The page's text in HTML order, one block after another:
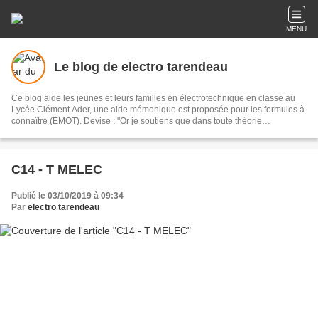
MENU
Le blog de electro tarendeau
Ce blog aide les jeunes et leurs familles en électrotechnique en classe au
Lycée Clément Ader, une aide mémonique est proposée pour les formules à
connaître (EMOT). Devise : "Or je soutiens que dans toute théorie
trouve de mathématique." E. Kant
C14 - T MELEC
Publié le 03/10/2019 à 09:34
Par electro tarendeau